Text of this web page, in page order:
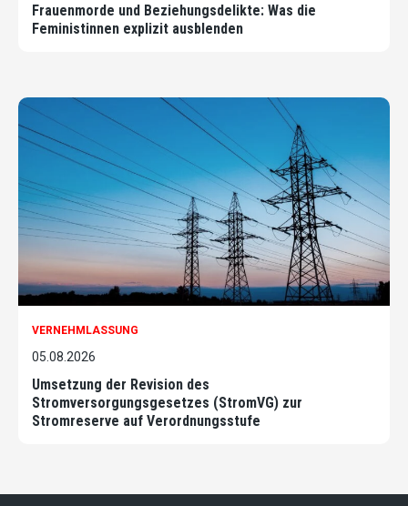
Frauenmorde und Beziehungsdelikte: Was die
Feministinnen explizit ausblenden
VERNEHMLASSUNG
05.08.2026
Umsetzung der Revision des
Stromversorgungsgesetzes (StromVG) zur
Stromreserve auf Verordnungsstufe